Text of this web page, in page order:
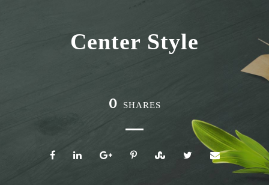
Center Style
0 SHARES